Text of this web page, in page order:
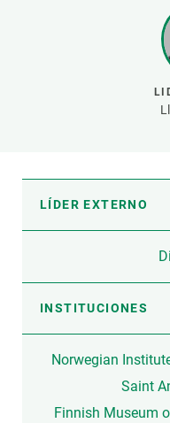
LÍDER EXTERNO
INSTITUCIONES
Norwegian
Saint
Finnish Museum